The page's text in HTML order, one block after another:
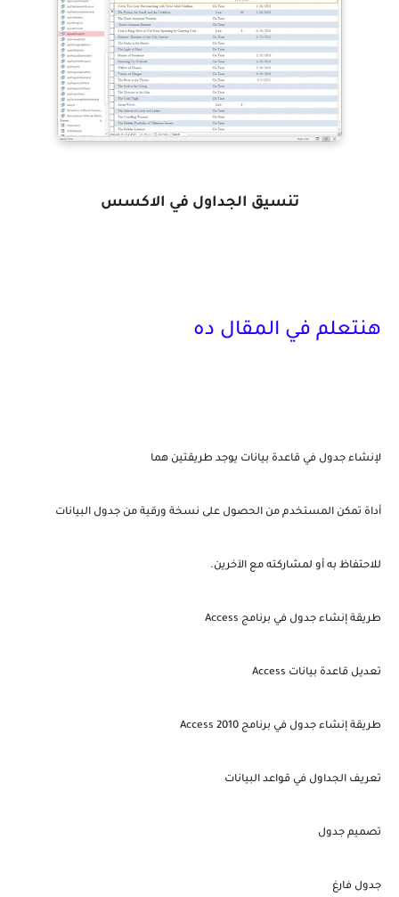
تنسيق الجداول في الاكسس
هنتعلم في المقال ده
لإنشاء جدول في قاعدة بيانات يوجد طريقتين هما
أداة تمكن المستخدم من الحصول على نسخة ورقية من جدول البيانات
للاحتفاظ به أو لمشاركته مع الآخرين.
طريقة إنشاء جدول في برنامج Access
تعديل قاعدة بيانات Access
طريقة إنشاء جدول في برنامج Access 2010
تعريف الجداول في قواعد البيانات
تصميم جدول
جدول فارغ